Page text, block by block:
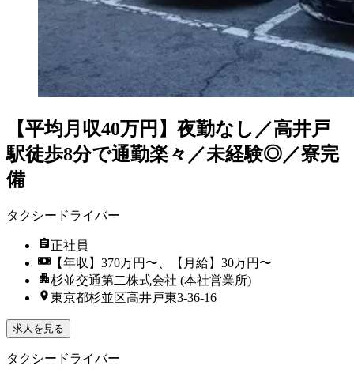
【平均月収40万円】夜勤なし／高井戸
駅徒歩8分で通勤楽々／未経験◎／寮完
備
タクシードライバー
正社員
【年収】370万円〜、【月給】30万円〜
杉並交通第二株式会社 (本社営業所)
東京都杉並区高井戸東3‐36‐16
求人を見る
タクシードライバー